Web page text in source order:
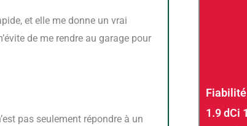
1.9 dCi
de me rendre au garage pour
pas seulement répondre à un